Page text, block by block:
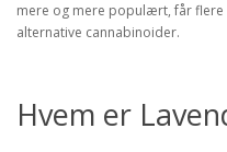
mere og mere populært, får
alternative cannabinoider.
Hvem er